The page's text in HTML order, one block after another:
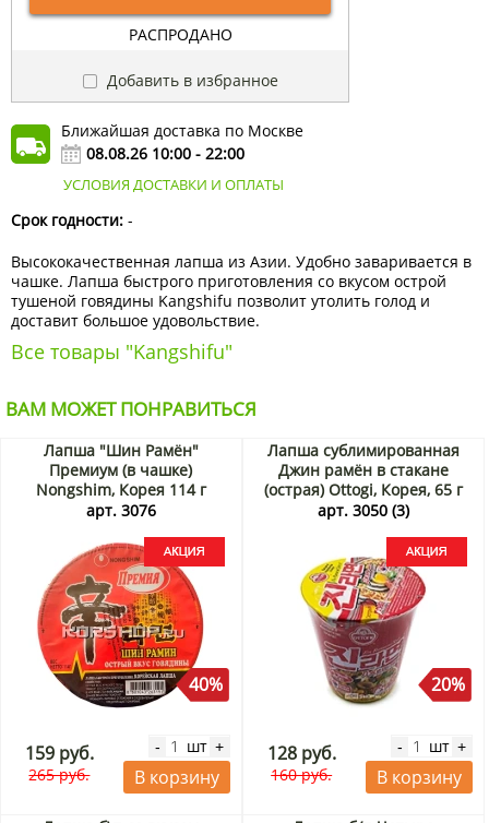
РАСПРОДАНО
Добавить в избранное
Ближайшая доставка по Москве
08.08.26 10:00 - 22:00
УСЛОВИЯ ДОСТАВКИ И ОПЛАТЫ
Срок годности: -
Высококачественная лапша из Азии. Удобно заваривается в
чашке. Лапша быстрого приготовления со вкусом острой
тушеной говядины Kangshifu позволит утолить голод и
доставит большое удовольствие.
Все товары "Kangshifu"
ВАМ МОЖЕТ ПОНРАВИТЬСЯ
Лапша "Шин Рамён"
Премиум (в чашке)
Nongshim, Корея 114 г
Акция
арт. 3076
40%
159 руб.
265 руб.
- шт +
В корзину
Лапша сублимированная
Джин рамён в стакане
(острая) Ottogi, Корея, 65 г
Акция
арт. 3050 (3)
20%
128 руб.
160 руб.
- шт +
В корзину